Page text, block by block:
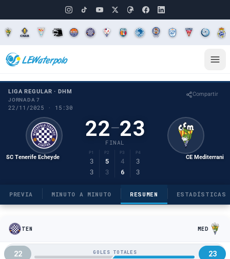
LIGA REGULAR · DHM
JORNADA 7
22/11/2025 · 15:30
Compartir
SC Tenerife Echeyde
22–23
FINAL
P1 P2 P3 P4
3 5 4
3
3
3 6 3
CE Mediterrani
PREVIA MINUTO A MINUTO RESUMEN ESTADÍSTICAS
TEN MED
22 GOLES TOTALES 23